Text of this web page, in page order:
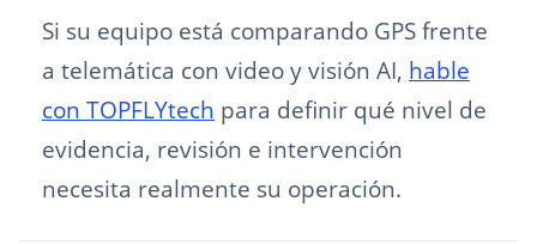
Si su equipo está comparando GPS frente
a telemática con video y visión AI, hable
con TOPFLYtech para definir qué nivel de
evidencia, revisión e intervención
necesita realmente su operación.